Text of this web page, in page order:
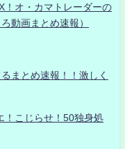
オ・カマトレーダーの
動画まとめ速報）
まとめ速報！！激しく
！こじらせ！50独身処